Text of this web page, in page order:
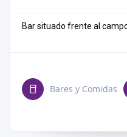
Bar situado frente al
Bares y Comidas